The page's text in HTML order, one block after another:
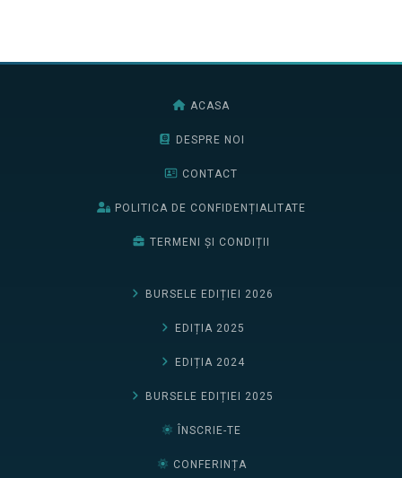
ACASA
DESPRE NOI
CONTACT
POLITICA DE CONFIDENȚIALITATE
TERMENI ȘI CONDIȚII
BURSELE EDIȚIEI 2026
EDIȚIA 2025
EDIȚIA 2024
BURSELE EDIȚIEI 2025
ÎNSCRIE-TE
CONFERINȚA